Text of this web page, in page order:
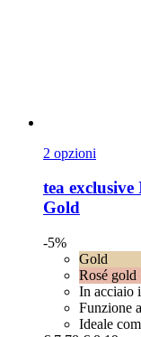
2 opzioni
tea exclusive
Gold
-5%
Gold
Rosé gold
In acciaio
Funzione
Ideale